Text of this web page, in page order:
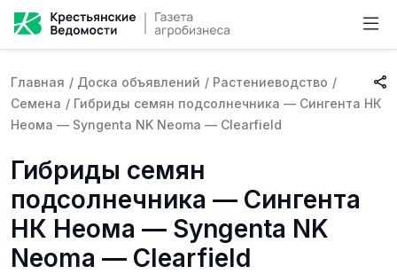
Главная / Доска объявлений / Растениеводство /
Семена / Гибриды семян подсолнечника — Сингента НК
Неома — Syngenta NK Neoma — Clearfield
Гибриды семян
подсолнечника — Сингента
НК Неома — Syngenta NK
Neoma — Clearfield